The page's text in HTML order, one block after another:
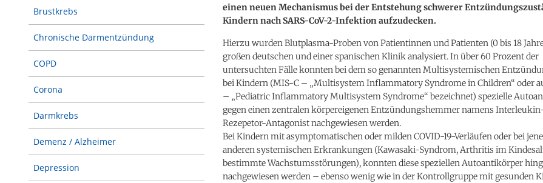
Brustkrebs
Chronische Darmentzündung
COPD
Corona
Darmkrebs
Demenz / Alzheimer
Depression
einen neuen Mechanismus bei der Entstehung schwerer
Kindern nach SARS-CoV-2-Infektion aufzudecken.
Hierzu wurden Blutplasma-Proben von Patientinnen und Patienten (0 bis 18
großen deutschen und einer spanischen Klinik analysiert. In über 60 Prozent der
untersuchten Fälle konnten bei dem so genannten Multisystemischen
bei Kindern (MIS-C – „Multisystem Inflammatory Syndrome in Children“ oder
– „Pediatric Inflammatory Multisystem Syndrome“ bezeichnet) spezielle
gegen einen zentralen körpereigenen Entzündungshemmer namens
Rezepetor-Antagonist nachgewiesen werden.
Bei Kindern mit asymptomatischen oder milden COVID-19-Verläufen oder bei
anderen systemischen Erkrankungen (Kawasaki-Syndrom, Arthritis im
bestimmte Wachstumsstörungen), konnten diese speziellen Autoantikörper
nachgewiesen werden – ebenso wenig wie in der Kontrollgruppe mit gesunden